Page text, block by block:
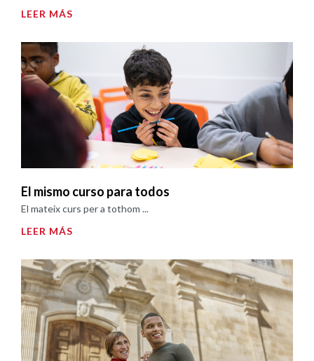
LEER MÁS
El mismo curso para todos
El mateix curs per a tothom ...
LEER MÁS